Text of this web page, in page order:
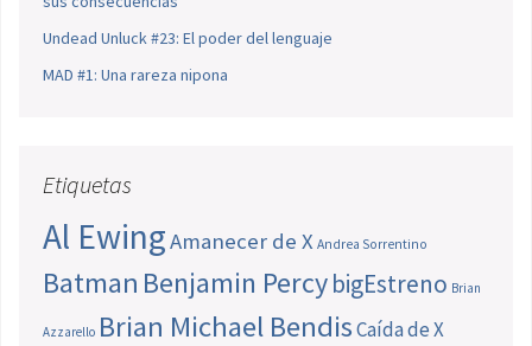
Undead Unluck #23: El poder del lenguaje
MAD #1: Una rareza nipona
Etiquetas
Al EwingAmanecer de X Andrea Sorrentino
Batman Benjamin PercybigEstreno Brian
Azzarello Brian Michael BendisCaída de X